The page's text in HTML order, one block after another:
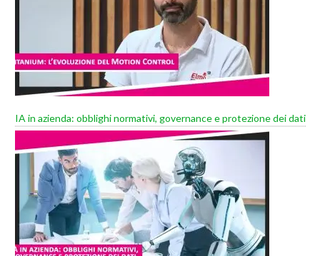
IA in azienda: obblighi normativi, governance e protezione dei dati